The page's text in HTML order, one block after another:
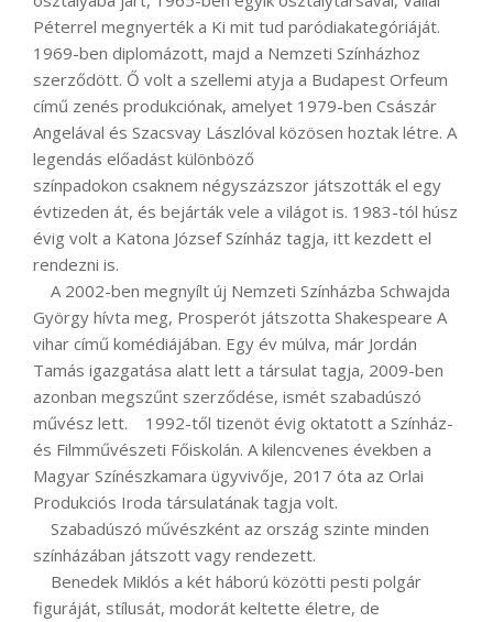
Péterrel megnyerték a Ki mit tud paródiakategóriáját.
1969-ben diplomázott, majd a Nemzeti Színházhoz
szerződött. Ő volt a szellemi atyja a Budapest Orfeum
című zenés produkciónak, amelyet 1979-ben Császár
Angelával és Szacsvay Lászlóval közösen hoztak létre. A
legendás előadást különböző
színpadokon csaknem négyszázszor játszották el egy
évtizeden át, és bejárták vele a világot is. 1983-tól húsz
évig volt a Katona József Színház tagja, itt kezdett el
rendezni is.
A 2002-ben megnyílt új Nemzeti Színházba Schwajda
György hívta meg, Prosperót játszotta Shakespeare A
vihar című komédiájában. Egy év múlva, már Jordán
Tamás igazgatása alatt lett a társulat tagja, 2009-ben
azonban megszűnt szerződése, ismét szabadúszó
művész lett. 1992-től tizenöt évig oktatott a Színház-
és Filmművészeti Főiskolán. A kilencvenes években a
Magyar Színészkamara ügyvivője, 2017 óta az Orlai
Produkciós Iroda társulatának tagja volt.
Szabadúszó művészként az ország szinte minden
színházában játszott vagy rendezett.
Benedek Miklós a két háború közötti pesti polgár
figuráját, stílusát, modorát keltette életre, de